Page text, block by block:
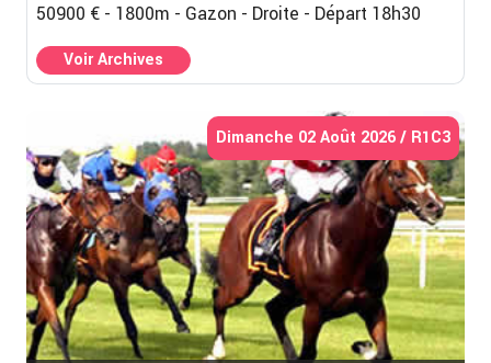
50900 € - 1800m - Gazon - Droite - Départ 18h30
Voir Archives
Dimanche 02 Août 2026 / R1C3